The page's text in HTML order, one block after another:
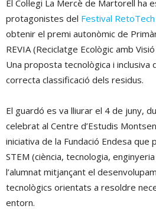
El Col·legi La Mercè de Martorell ha
protagonistes del Festival
obtenir el premi autonòmic de
REVIA (Reciclatge Ecològic amb
Una proposta tecnològica i inclusiva
correcta classificació dels residus.
El guardó es va lliurar el 4 de juny,
celebrat al Centre d’Estudis
iniciativa de la Fundació Endesa que
STEM (ciència, tecnologia,
l’alumnat mitjançant el
tecnològics orientats a resoldre
entorn.